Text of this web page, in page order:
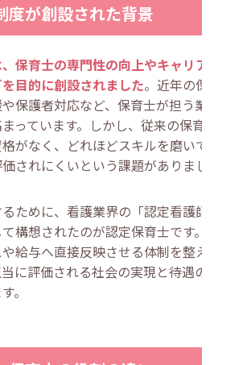
度が創設された背景
保育士の専門性の向上やキャリアアッ
目的に創設されました。近年の保育現
保護者対応など、保育士が担う業務の
っています。しかし、従来の保育業界
がなく、どれほどスキルを磨いても客
されにくいという課題がありました。
ために、看護業界の「認定看護師制
構想されたのが認定保育士です。専門
給与へ直接反映させる体制を整えるこ
に評価される社会の実現と待遇の底上
。